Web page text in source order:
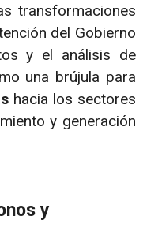
transformaciones
del Gobierno
y el análisis de
una brújula para
hacia los sectores
y generación
y